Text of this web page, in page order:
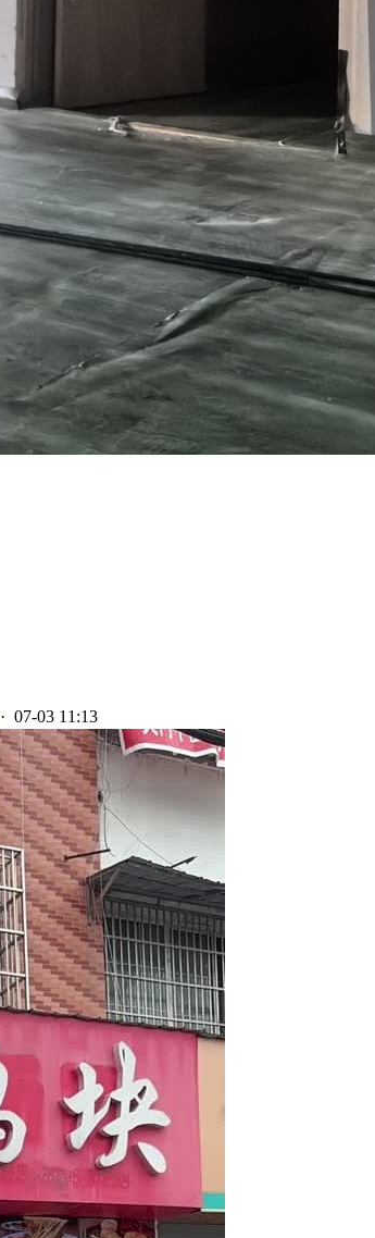
· 07-03 11:13